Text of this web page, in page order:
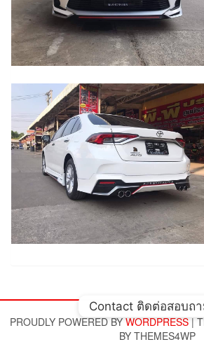
PROUDLY POWERED BYWORDPRESS |
BY THEMES4WP
Contact ติดต่อสอบถ